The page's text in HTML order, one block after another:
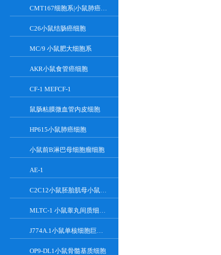
CMT167细胞系|小鼠肺癌细胞
C26小鼠结肠癌细胞
MC/9 小鼠肥大细胞系
AKR小鼠食管癌细胞
CF-1 MEFCF-1
鼠肠粘膜微血管内皮细胞
HP615小鼠肺癌细胞
小鼠前B淋巴母细胞瘤细胞
AE-1
C2C12小鼠胚胎肌母小鼠胚胎肌母细胞
MLTC-1 小鼠睾丸间质细胞瘤细胞系
J774A.1小鼠单核细胞巨噬细胞
OP9-DL1小鼠骨髓基质细胞